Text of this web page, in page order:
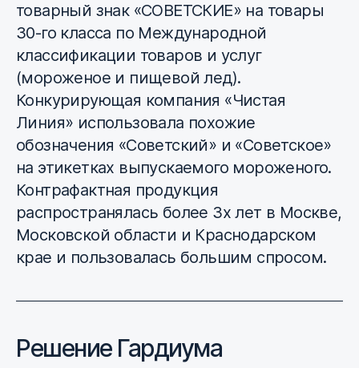
товарный знак «СОВЕТСКИЕ» на товары
30-го класса по Международной
классификации товаров и услуг
(мороженое и пищевой лед).
Конкурирующая компания «Чистая
Линия» использовала похожие
обозначения «Советский» и «Советское»
на этикетках выпускаемого мороженого.
Контрафактная продукция
распространялась более 3х лет в Москве,
Московской области и Краснодарском
крае и пользовалась большим спросом.
Решение Гардиума